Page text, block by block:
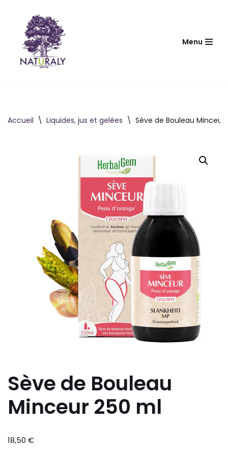
contenu
Menu
Accueil \ Liquides, jus et gelées \ Sève de Bouleau Minceur
Sève de Bouleau
Minceur 250 ml
18,50 €